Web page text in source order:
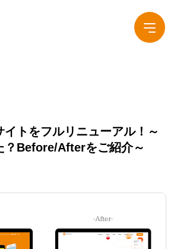
イトをフルリニューアル！～
？Before/Afterをご紹介～